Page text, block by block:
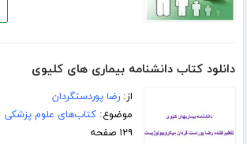
دانلود کتاب دانشنامه بیماری های کلیوی
از:رضا پوردستگردان
موضوع:کتاب‌های علوم پزشکی
۱۲۹ صفحه